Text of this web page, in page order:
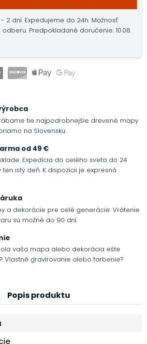
2 dní. Expedujeme do 24h. Možnosť
odberu. Predpokladané doručenie: 10.08.
tie najpodrobnejšie drevené mapy
na Slovensku.
od 49 €
Expedícia do celého sveta do 24
istý deň. K dispozícii je expresná
a dekorácie pre celé generácie. Vrátenie
sú možné do 90 dní.
vaša mapa alebo dekorácia ešte
Vlastné gravírovanie alebo farbenie?
Popis produktu